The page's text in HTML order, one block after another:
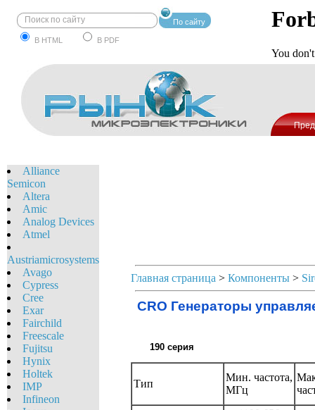
В HTML В PDF
По сайту
Alliance
Semicon
Altera
Amic
Analog Devices
Atmel
Austriamicrosystems
Avago
Cypress
Cree
Exar
Fairchild
Freescale
Fujitsu
Hynix
Holtek
IMP
Infineon
Главная страница > Компоненты >
CRO Генераторы
190 серия
Тип
Мин. частота,
МГц